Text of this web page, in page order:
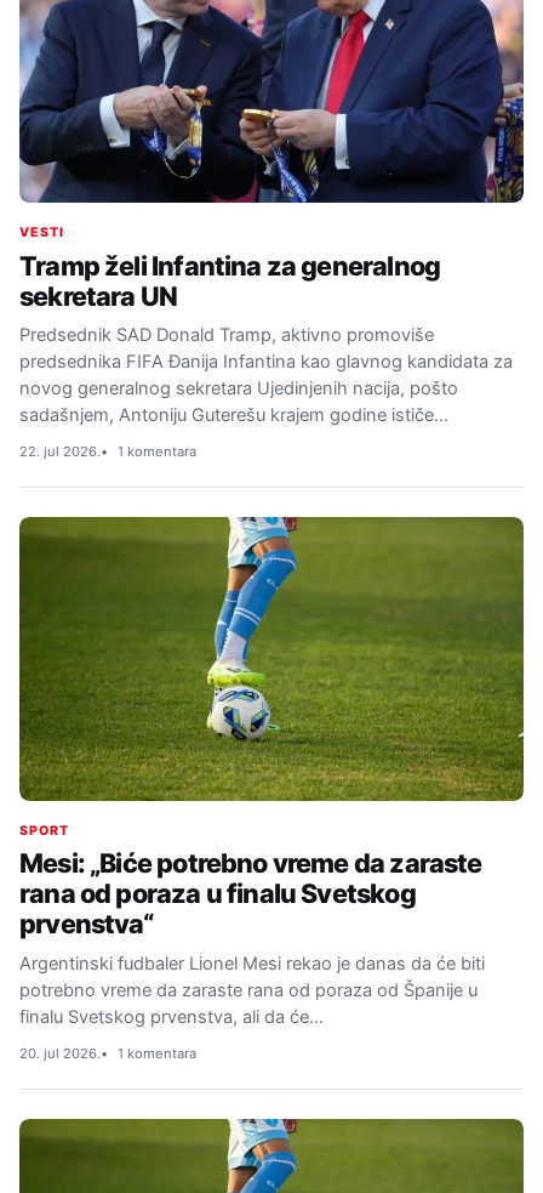
VESTI
Tramp želi Infantina za generalnog
sekretara UN
Predsednik SAD Donald Tramp, aktivno promoviše
predsednika FIFA Đanija Infantina kao glavnog kandidata za
novog generalnog sekretara Ujedinjenih nacija, pošto
sadašnjem, Antoniju Guterešu krajem godine ističe…
22. jul 2026. 1 komentara
SPORT
Mesi: „Biće potrebno vreme da zaraste
rana od poraza u finalu Svetskog
prvenstva“
Argentinski fudbaler Lionel Mesi rekao je danas da će biti
potrebno vreme da zaraste rana od poraza od Španije u
finalu Svetskog prvenstva, ali da će…
20. jul 2026. 1 komentara